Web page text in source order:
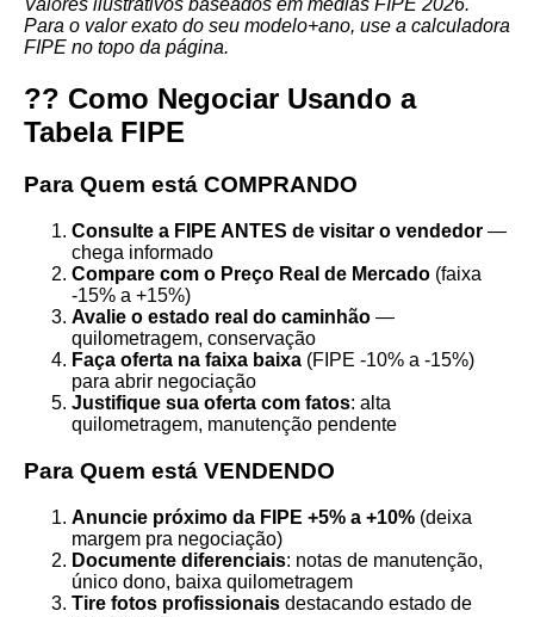
Para o valor exato do seu modelo+ano, use a calculadora
FIPE no topo da página.
?? Como Negociar Usando a
Tabela FIPE
Para Quem está COMPRANDO
Consulte a FIPE ANTES de visitar o vendedor —
chega informado
Compare com o Preço Real de Mercado (faixa
-15% a +15%)
Avalie o estado real do caminhão —
quilometragem, conservação
Faça oferta na faixa baixa (FIPE -10% a -15%)
para abrir negociação
Justifique sua oferta com fatos: alta
quilometragem, manutenção pendente
Para Quem está VENDENDO
Anuncie próximo da FIPE +5% a +10% (deixa
margem pra negociação)
Documente diferenciais: notas de manutenção,
único dono, baixa quilometragem
Tire fotos profissionais destacando estado de